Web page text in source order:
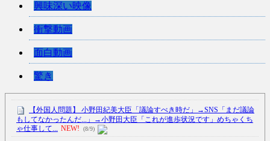
興味深い映像
衝撃動画
面白動画
驚き
【外国人問題】 小野田紀美大臣「議論すべき時だ」→SNS「まだ議論
もしてなかったんだ...」→小野田大臣「これが進歩状況です」めちゃくち
ゃ仕事して... NEW! (8/9)